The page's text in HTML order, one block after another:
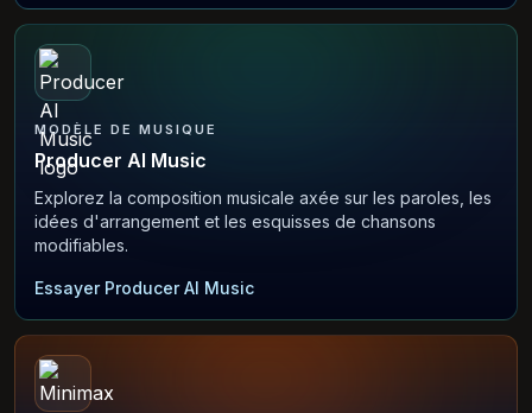
MODÈLE DE MUSIQUE
Producer AI Music
Explorez la composition musicale axée sur les paroles, les
idées d'arrangement et les esquisses de chansons
modifiables.
Essayer Producer AI Music